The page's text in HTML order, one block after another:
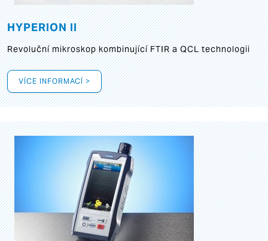
HYPERION II
Revoluční mikroskop kombinující FTIR a QCL technologii
VÍCE INFORMACÍ >